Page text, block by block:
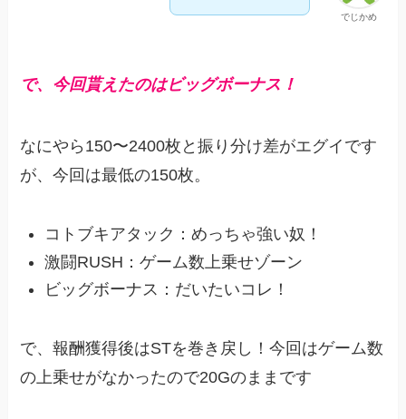
でじかめ
で、今回貰えたのはビッグボーナス！
なにやら150〜2400枚と振り分け差がエグイです
が、今回は最低の150枚。
コトブキアタック：めっちゃ強い奴！
激闘RUSH：ゲーム数上乗せゾーン
ビッグボーナス：だいたいコレ！
で、報酬獲得後はSTを巻き戻し！今回はゲーム数
の上乗せがなかったので20Gのままです